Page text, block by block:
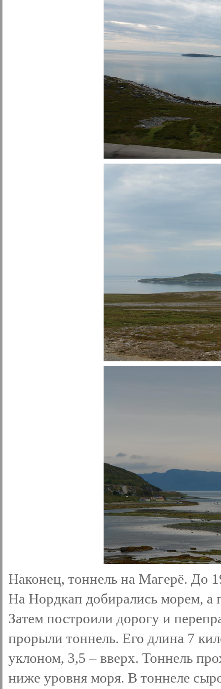
Наконец, тоннель на Магерё. До
На Нордкап добирались морем, а
Затем построили дорогу и
прорыли тоннель. Его длина 7
уклоном, 3,5 – вверх. Тоннель
ниже уровня моря. В тоннеле